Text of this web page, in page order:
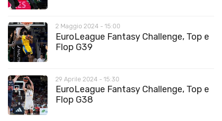
2 Maggio 2024 - 15:00
EuroLeague Fantasy Challenge, Top e
Flop G39
29 Aprile 2024 - 15:30
EuroLeague Fantasy Challenge, Top e
Flop G38